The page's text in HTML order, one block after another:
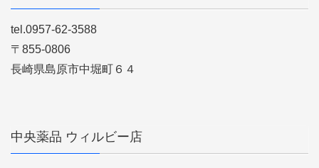
tel.0957-62-3588
〒855-0806
長崎県島原市中堀町６４
中央薬品 ウィルビー店